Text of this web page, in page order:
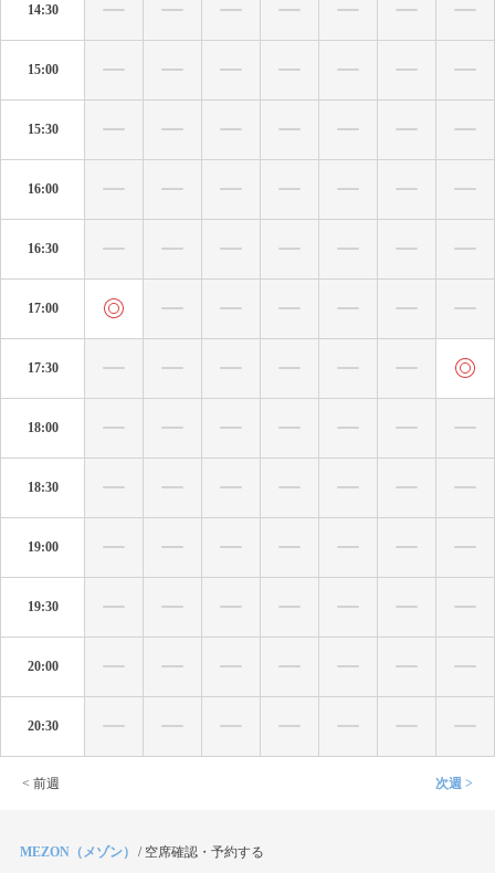
14:30
15:00
15:30
16:00
16:30
17:00
17:30
18:00
18:30
19:00
19:30
20:00
20:30
< 前週 次週 >
MEZON（メゾン） / 空席確認・予約する